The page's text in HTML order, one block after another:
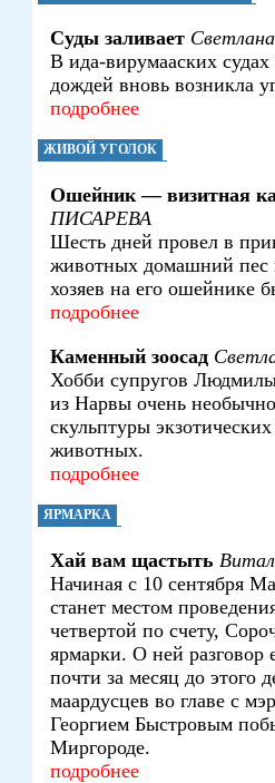
Суды заливает
В ида-вирумааских
дождей вновь возникла
подробнее
ЖИВОЙ УГОЛОК
Ошейник — визитная
ПИСАРЕВА
Шесть дней провел в
животных домашний пес
хозяев на его ошейнике
подробнее
Каменный зоосад
Хобби супругов
из Нарвы очень
скульптуры
животных.
подробнее
ЯРМАРКА
Хай вам щастыть
Начиная с 10 сентября
станет местом
четвертой по счету,
ярмарки. О ней
почти за месяц до этого
маардусцев во главе с
Георгием Быстровым
Миргороде.
подробнее